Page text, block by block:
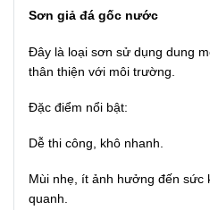
Sơn giả đá gốc nước
Đây là loại sơn sử dụng dung
thân thiện với môi trường.
Đặc điểm nổi bật:
Dễ thi công, khô nhanh.
Mùi nhẹ, ít ảnh hưởng đến sức
quanh.